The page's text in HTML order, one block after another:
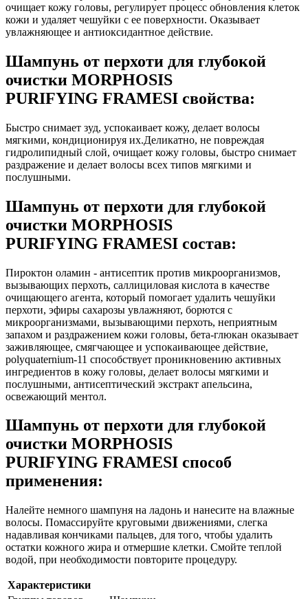
очищает кожу головы, регулирует процесс обновления клеток
кожи и удаляет чешуйки с ее поверхности. Оказывает
увлажняющее и антиоксидантное действие.
Шампунь от перхоти для глубокой
очистки MORPHOSIS
PURIFYING FRAMESI свойства:
Быстро снимает зуд, успокаивает кожу, делает волосы
мягкими, кондиционируя их.Деликатно, не повреждая
гидролипидный слой, очищает кожу головы, быстро снимает
раздражение и делает волосы всех типов мягкими и
послушными.
Шампунь от перхоти для глубокой
очистки MORPHOSIS
PURIFYING FRAMESI состав:
Пироктон оламин - антисептик против микроорганизмов,
вызывающих перхоть, саллициловая кислота в качестве
очищающего агента, который помогает удалить чешуйки
перхоти, эфиры сахарозы увлажняют, борются с
микроорганизмами, вызывающими перхоть, неприятным
запахом и раздражением кожи головы, бета-глюкан оказывает
заживляющее, смягчающее и успокаивающее действие,
polyquaternium-11 способствует проникновению активных
ингредиентов в кожу головы, делает волосы мягкими и
послушными, антисептический экстракт апельсина,
освежающий ментол.
Шампунь от перхоти для глубокой
очистки MORPHOSIS
PURIFYING FRAMESI способ
применения:
Налейте немного шампуня на ладонь и нанесите на влажные
волосы. Помассируйте круговыми движениями, слегка
надавливая кончиками пальцев, для того, чтобы удалить
остатки кожного жира и отмершие клетки. Смойте теплой
водой, при необходимости повторите процедуру.
Характеристики